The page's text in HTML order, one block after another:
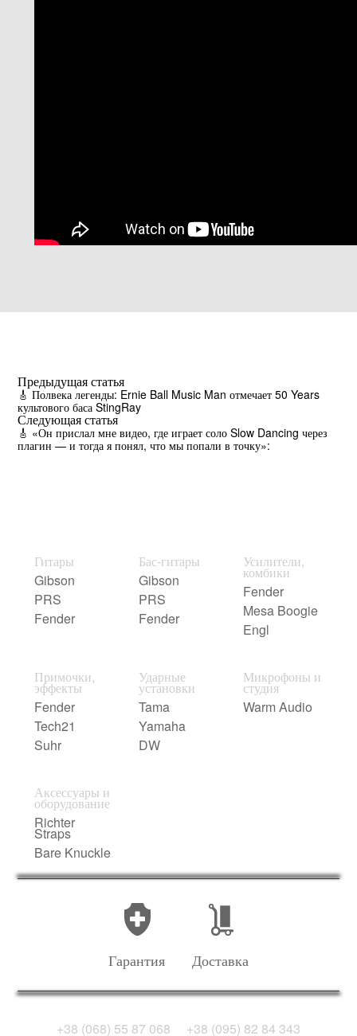
Предыдущая статья
🎸 Полвека легенды: Ernie Ball Music Man отмечает 50 Years
культового баса StingRay
Следующая статья
🎸 «Он прислал мне видео, где играет соло Slow Dancing через
плагин — и тогда я понял, что мы попали в точку»:
Гитары
Gibson
PRS
Fender
Бас-гитары
Gibson
PRS
Fender
Усилители,
комбики
Fender
Mesa Boogie
Engl
Примочки,
эффекты
Fender
Tech21
Suhr
Ударные
установки
Tama
Yamaha
DW
Микрофоны и
студия
Warm Audio
Аксессуары и
оборудование
Richter
Straps
Bare Knuckle
Гарантия Доставка
+38 (068) 55 87 068 +38 (095) 82 84 343